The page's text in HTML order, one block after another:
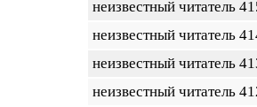
неизвестный читатель
неизвестный читатель
неизвестный читатель
неизвестный читатель